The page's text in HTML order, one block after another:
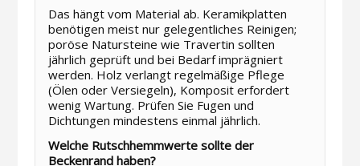
Das hängt vom Material ab. Keramikplatten
benötigen meist nur gelegentliches Reinigen;
poröse Natursteine wie Travertin sollten
jährlich geprüft und bei Bedarf imprägniert
werden. Holz verlangt regelmäßige Pflege
(Ölen oder Versiegeln), Komposit erfordert
wenig Wartung. Prüfen Sie Fugen und
Dichtungen mindestens einmal jährlich.
Welche Rutschhemmwerte sollte der
Beckenrand haben?